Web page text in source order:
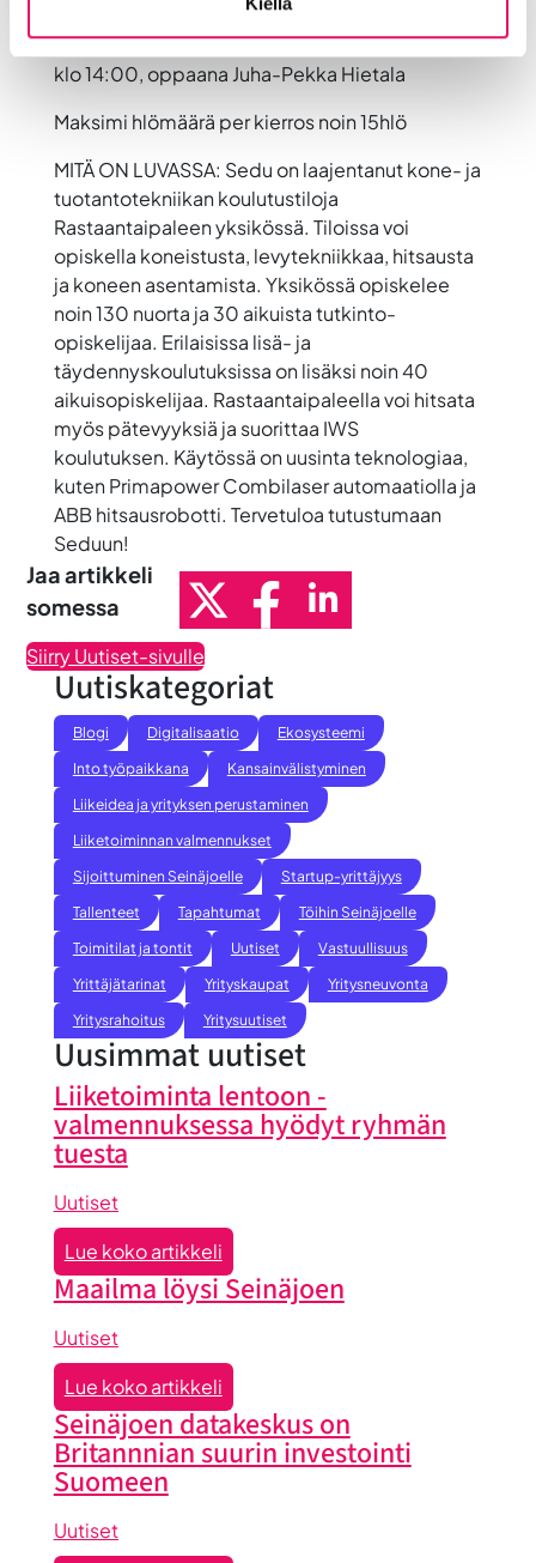
klo 14:00, oppaana Juha-Pekka Hietala
Maksimi hlömäärä per kierros noin 15hlö
MITÄ ON LUVASSA: Sedu on laajentanut kone- ja
tuotantotekniikan koulutustiloja
Rastaantaipaleen yksikössä. Tiloissa voi
opiskella koneistusta, levytekniikkaa, hitsausta
ja koneen asentamista. Yksikössä opiskelee
noin 130 nuorta ja 30 aikuista tutkinto-
opiskelijaa. Erilaisissa lisä- ja
täydennyskoulutuksissa on lisäksi noin 40
aikuisopiskelijaa. Rastaantaipaleella voi hitsata
myös pätevyyksiä ja suorittaa IWS
koulutuksen. Käytössä on uusinta teknologiaa,
kuten Primapower Combilaser automaatiolla ja
ABB hitsausrobotti. Tervetuloa tutustumaan
Seduun!
Jaa artikkeli
somessa
Siirry Uutiset-sivulle
Uutiskategoriat
Blogi Digitalisaatio
Ekosysteemi
Into työpaikkana
Kansainvälistyminen
Liikeidea ja yrityksen perustaminen
Liiketoiminnan valmennukset
Sijoittuminen Seinäjoelle
Startup-yrittäjyys
Tallenteet
Tapahtumat
Töihin Seinäjoelle
Toimitilat ja tontit
Uutiset
Vastuullisuus
Yrittäjätarinat
Yrityskaupat
Yritysneuvonta
Yritysrahoitus
Yritysuutiset
Uusimmat uutiset
Liiketoiminta lentoon -
valmennuksessa hyödyt ryhmän
tuesta
Uutiset
Lue koko artikkeli:
Liiketoiminta
lentoon
valmennuksessa
hyödyt
ryhmän
tuesta
Maailma löysi Seinäjoen
Uutiset
Lue koko artikkeli:
Maailma
löysi
Seinäjoen
Seinäjoen datakeskus on
Britannnian suurin investointi
Suomeen
Uutiset